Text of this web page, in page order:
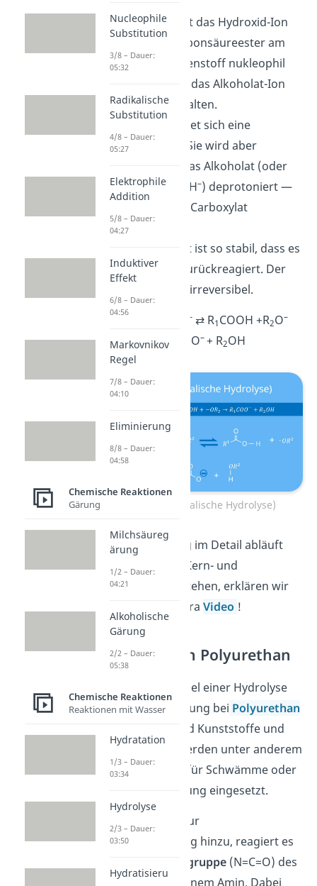
Zunächst greift das Hydroxid-Ion
(OH–) den Carbonsäureester am
Carbonyl-Kohlenstoff nukleophil
an. Dabei wird das Alkoholat-Ion
(R2O–) abgespalten.
Außerdem bildet sich eine
Carbonsäure. Sie wird aber
sofort durch das Alkoholat (oder
Hydroxidion OH–) deprotoniert —
und zwar zum Carboxylat
(R1COO –
Das Carboxylat ist so stabil, dass es
nicht wieder zurückreagiert. Der
Schritt ist also irreversibel.
R COOR – ⇄ R1COOH +R2O–
→R COO–+ R2OH
Verseifung (alkalische Hydrolyse)
Wie die Verseifung im Detail abläuft
und wie dadurch Kern- und
Schmierseife entstehen, erklären wir
dir in unserem extraVideo !
Hydrolyse von Polyurethan
Ein weiteres Beispiel einer Hydrolyse
ist die Schaumbildung bei Polyurethan
. Polyurethane sind Kunststoffe und
Kunstharze. Sie werden unter anderem
als Schaumstoffe für Schwämme oder
zur Wärmedämmung eingesetzt.
Gibst du Wasser zur
Reaktionsmischung hinzu, reagiert es
Isocyanatgruppe (N=C=O) des
Polyurethans zu einem Amin. Dabei
Nucleophile
Substitution
3/8 – Dauer:
05:32
Radikalische
Substitution
4/8 – Dauer:
05:27
Elektrophile
Addition
5/8 – Dauer:
04:27
Induktiver
Effekt
6/8 – Dauer:
04:56
Markovnikov
Regel
7/8 – Dauer:
04:10
Eliminierung
8/8 – Dauer:
04:58
Chemische Reaktionen
Gärung
Milchsäureg
ärung
1/2 – Dauer:
04:21
Alkoholische
Gärung
2/2 – Dauer:
05:38
Chemische Reaktionen
Reaktionen mit Wasser
Hydratation
1/3 – Dauer:
03:34
Hydrolyse
2/3 – Dauer:
03:50
Hydratisieru